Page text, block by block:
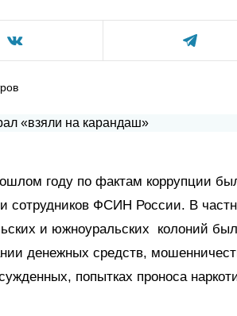
году по фактам коррупции
сотрудников ФСИН России. В
и южноуральских колоний
денежных средств,
попытках проноса